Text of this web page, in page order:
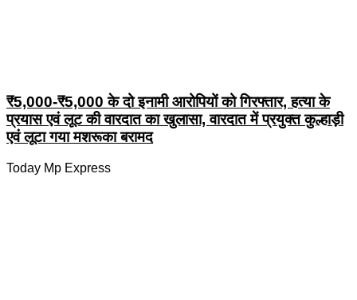
₹5,000-₹5,000 के दो इनामी आरोपियों को गिरफ्तार, हत्या के
प्रयास एवं लूट की वारदात का खुलासा, वारदात में प्रयुक्त कुल्हाड़ी
एवं लूटा गया मशरूका बरामद
Today Mp Express